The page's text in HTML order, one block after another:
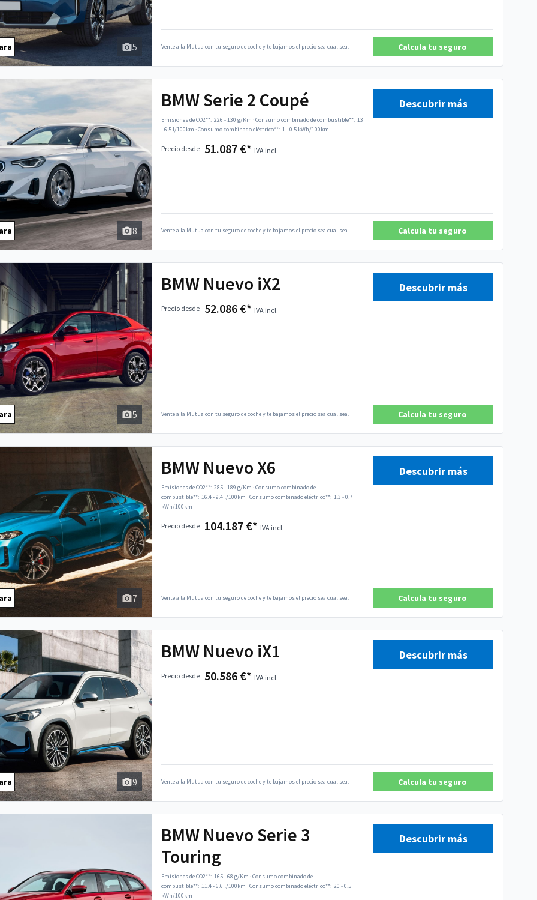
5 Vente a la Mutua con tu seguro de coche y te bajamos el precio sea cual sea. Calcula tu seguro
8
BMW Serie 2 Coupé
Emisiones de CO2**: 226 - 130 g/Km ·Consumo combinado de combustible**: 13
- 6.5 l/100km ·Consumo combinado eléctrico**: 1 - 0.5 kWh/100km
Precio desde 51.087 €* IVA incl.
Descubrir más
Vente a la Mutua con tu seguro de coche y te bajamos el precio sea cual sea. Calcula tu seguro
5
BMW Nuevo iX2
Precio desde 52.086 €* IVA incl.
Descubrir más
Vente a la Mutua con tu seguro de coche y te bajamos el precio sea cual sea. Calcula tu seguro
7
BMW Nuevo X6
Emisiones de CO2**: 285 - 189 g/Km ·Consumo combinado de
combustible**: 16.4 - 9.4 l/100km ·Consumo combinado eléctrico**: 1.3 - 0.7
kWh/100km
Precio desde 104.187 €* IVA incl.
Descubrir más
Vente a la Mutua con tu seguro de coche y te bajamos el precio sea cual sea. Calcula tu seguro
9
BMW Nuevo iX1
Precio desde 50.586 €* IVA incl.
Descubrir más
Vente a la Mutua con tu seguro de coche y te bajamos el precio sea cual sea. Calcula tu seguro
BMW Nuevo Serie 3
Touring
Emisiones de CO2**: 165 - 68 g/Km ·Consumo combinado de
combustible**: 11.4 - 6.6 l/100km ·Consumo combinado eléctrico**: 20 - 0.5
kWh/100km
Descubrir más